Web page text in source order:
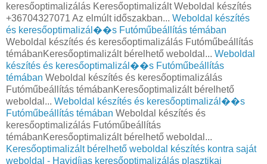
keresőoptimalizálás Keresőoptimalizált Weboldal készítés
+36704327071 Az elmúlt időszakban... Weboldal készítés
és keresőoptimalizál��s Futóműbeállítás témában
Weboldal készítés és keresőoptimalizálás Futóműbeállítás
témábanKeresőoptimalizált bérelhető weboldal... Weboldal
készítés és keresőoptimalizál��s Futóműbeállítás
témában Weboldal készítés és keresőoptimalizálás
Futóműbeállítás témábanKeresőoptimalizált bérelhető
weboldal... Weboldal készítés és keresőoptimalizál��s
Futóműbeállítás témában Weboldal készítés és
keresőoptimalizálás Futóműbeállítás
témábanKeresőoptimalizált bérelhető weboldal...
Keresőoptimalizált bérelhető weboldal készítés kontra saját
weboldal - Havidíjas keresőoptimalizálás plasztikai